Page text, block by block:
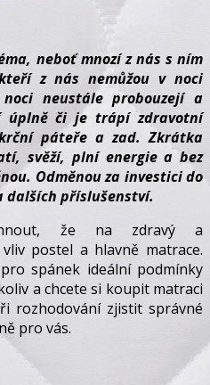
neboť mnozí z nás s ním
z nás nemůžou v noci
neustále probouzejí a
úplně či je trápí zdravotní
páteře a zad. Zkrátka
svěží, plní energie a bez
Odměnou za investici do
příslušenství.
že na zdravý a
postel a hlavně matrace.
spánek ideální podmínky
a chcete si koupit matraci
rozhodování zjistit správné
pro vás.